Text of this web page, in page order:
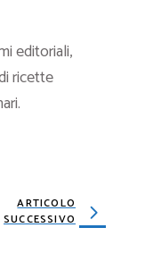
editoriali,
ricette
ARTICOLO
SUCCESSIVO